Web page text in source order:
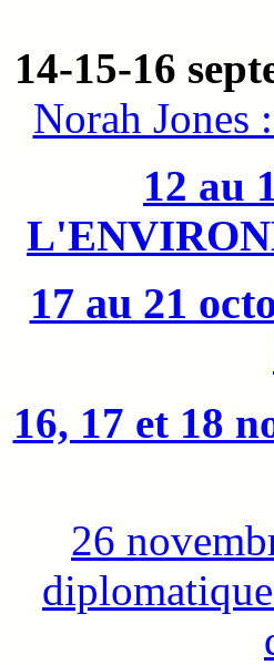
14-15-16
Norah Jones
12 au
17 au 21
16, 17 et 18
26